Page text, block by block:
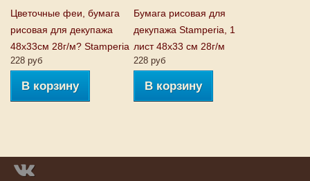
Цветочные феи, бумага
рисовая для декупажа
48х33см 28г/м? Stamperia
228 руб
В корзину
Бумага рисовая для
декупажа Stamperia, 1
лист 48х33 см 28г/м
228 руб
В корзину